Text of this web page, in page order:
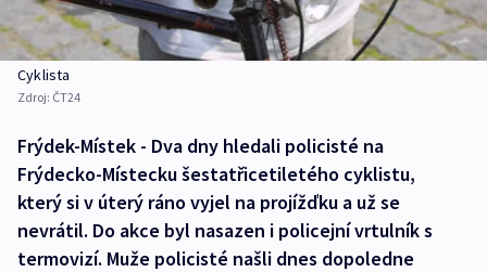
Cyklista
Zdroj: ČT24
Frýdek-Místek - Dva dny hledali policisté na
Frýdecko-Místecku šestatřicetiletého cyklistu,
který si v úterý ráno vyjel na projížďku a už se
nevrátil. Do akce byl nasazen i policejní vrtulník s
termovizí. Muže policisté našli dnes dopoledne